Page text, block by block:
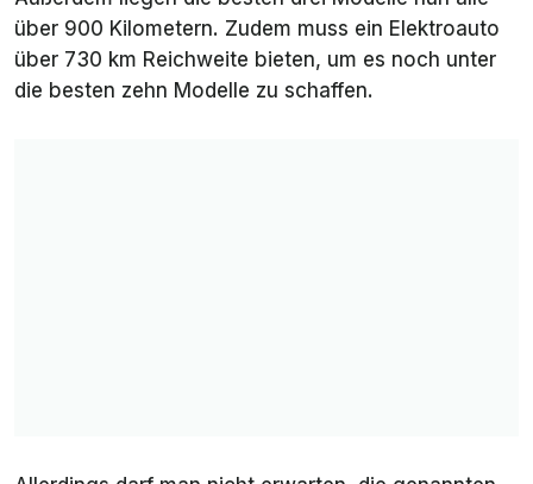
über 900 Kilometern. Zudem muss ein Elektroauto
über 730 km Reichweite bieten, um es noch unter
die besten zehn Modelle zu schaffen.